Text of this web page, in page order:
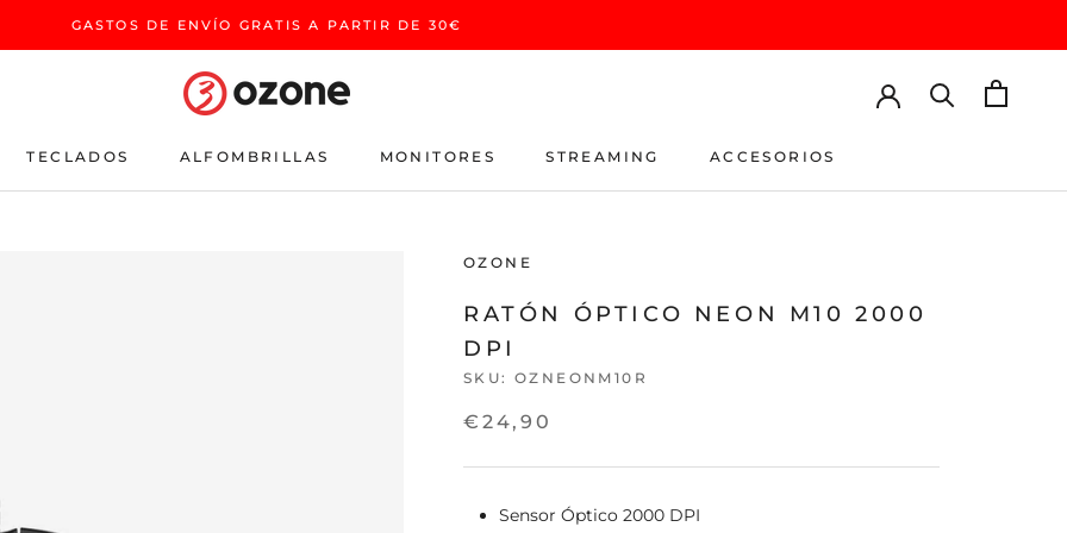
GASTOS DE ENVÍO GRATIS A PARTIR DE 30€
TECLADOS
ALFOMBRILLAS
MONITORES
STREAMING
ACCESORIOS
OZONE
RATÓN ÓPTICO NEON M10 2000
DPI
SKU: OZNEONM10R
€24,90
Sensor Óptico 2000 DPI